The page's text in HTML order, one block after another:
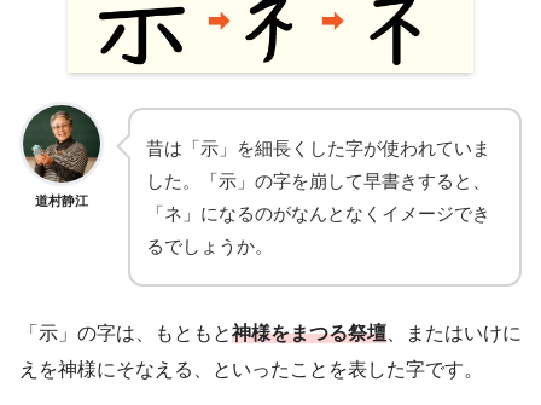
道村静江
昔は「示」を細長くした字が使われていま
した。「示」の字を崩して早書きすると、
「ネ」になるのがなんとなくイメージでき
るでしょうか。
「示」の字は、もともと神様をまつる祭壇、またはいけに
えを神様にそなえる、といったことを表した字です。